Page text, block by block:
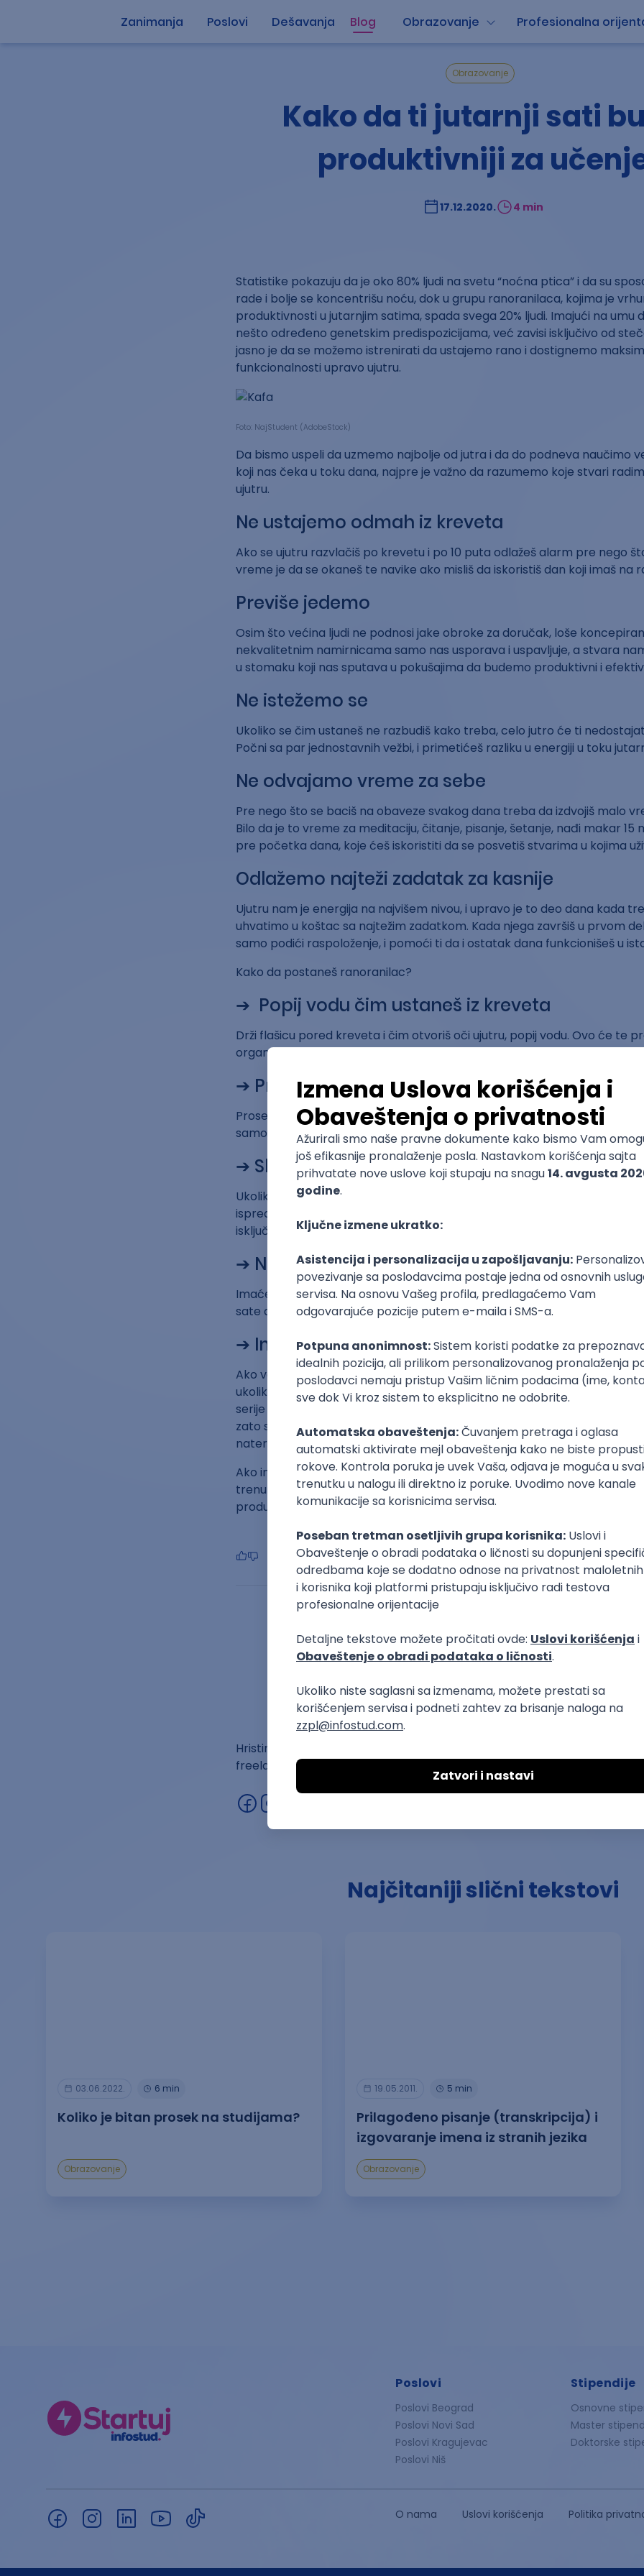
Zanimanja Poslovi Dešavanja Blog Obrazovanje Profesionalna
Obrazovanje
Kako da ti jutarnji sati
produktivniji za
17.12.2020. 4 min
Statistike pokazuju da je oko 80% ljudi na svetu “noćna ptica” i da su
rade i bolje se koncentrišu noću, dok u grupu ranoranilaca, kojima je
produktivnosti u jutarnjim satima, spada svega 20% ljudi. Imajući na umu
nešto određeno genetskim predispozicijama, već zavisi isključivo od
jasno je da se možemo istrenirati da ustajemo rano i dostignemo
funkcionalnosti upravo ujutru.
Foto: NajStudent (AdobeStock)
Da bismo uspeli da uzmemo najbolje od jutra i da do podneva naučimo
koji nas čeka u toku dana, najpre je važno da razumemo koje stvari
ujutru.
Ne ustajemo odmah iz kreveta
Ako se ujutru razvlačiš po krevetu i po 10 puta odlažeš alarm pre nego
vreme je da se okaneš te navike ako misliš da iskoristiš dan koji imaš na
Previše jedemo
Osim što većina ljudi ne podnosi jake obroke za doručak, loše
nekvalitetnim namirnicama samo nas usporava i uspavljuje, a stvara
u stomaku koji nas sputava u pokušajima da budemo produktivni i
Ne istežemo se
Ukoliko se čim ustaneš ne razbudiš kako treba, celo jutro će ti
Počni sa par jednostavnih vežbi, i primetićeš razliku u energiji u toku
Ne odvajamo vreme za sebe
Pre nego što se baciš na obaveze svakog dana treba da izdvojiš malo
Bilo da je to vreme za meditaciju, čitanje, pisanje, šetanje, nađi makar 15
pre početka dana, koje ćeš iskoristiti da se posvetiš stvarima u kojima
Odlažemo najteži zadatak za kasnije
Ujutru nam je energija na najvišem nivou, i upravo je to deo dana kada
uhvatimo u koštac sa najtežim zadatkom. Kada njega završiš u prvom
samo podići raspoloženje, i pomoći ti da i ostatak dana funkcionišeš u
Kako da postaneš ranoranilac?
➔ Popij vodu čim ustaneš iz kreveta
Drži flašicu pored kreveta i čim otvoriš oči ujutru, popij vodu. Ovo će te
organizam i pomoći mu da na dobar način započne dan.
➔ Probudi se pre 5
Prosečan ranoranilac se budi između 4 i pola 6. Naravno, ovakva
samo ukoliko sebi obezbediš rani odlazak u krevet i dovoljno sna.
➔ Skloni telefon iz sobe u kojoj spavaš
Ukoliko se budiš sa alarmom, nemoj telefon da držiš u spavaćoj sobi, već
ispred nje, ili u nekoj drugoj prostoriji, tako da moraš da se nateraš da
isključiš.
➔ Nemoj da koristiš telefon čim ustaneš
Imaćeš ceo dan da bacaš pogled na instagram, vesti, mejlove, poruke…
sate da se posvetiš sebi i da se deo budnog vremena odvojiš od telefona.
➔ Imaj razlog da ustaneš rano
Ako već nisi ranoranilac, a kreneš da ustaješ rano, shvatićeš da ova
ukoliko ustaješ bez plana i ujutru nemaš šta da radiš, već to vreme
serije i gubljenje vremena. U jednom trenutku dosadiće ti da ustaješ
zato svako veče zadaj sebi nešto što moraš da uradiš kad se probudiš i
naterati da ustaneš iz kreveta.
Ako imaš problema sa učenjem, loša ti je pažnja i stagniraš u pripremi
trenutak da promeniš navike, primeniš pročitane predloge i da
produktivnosti u prvom delu dana uspešno spremiš sve ispite za
Kopiraj
Hristina Pajić
Hristina studira informacione sisteme na Fakultetu organizacionih nauka.
freelance Wordpress developer, a u slobodno vreme fotografiše i putuje.
Najčitaniji slični tekstovi
03.06.2022. 6 min
Koliko je bitan prosek na studijama?
Obrazovanje
19.05.2011. 5 min
Prilagođeno pisanje (transkripcija) i
izgovaranje imena iz stranih jezika
Obrazovanje
Poslovi
Poslovi Beograd
Poslovi Novi Sad
Poslovi Kragujevac
Poslovi Niš
Stipendije
Osnovne
Master
Doktorske
O nama Uslovi korišćenja Politika